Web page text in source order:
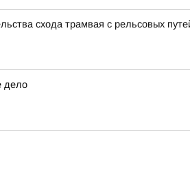
схода трамвая с рельсовых
дело